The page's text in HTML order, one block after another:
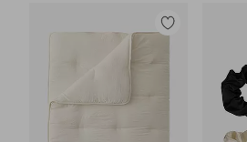
Lisää